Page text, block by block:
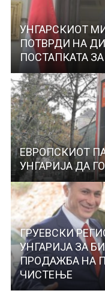
УНГАРСКИОТ
ПОТВРДИ НА
ПОСТАПКАТА
ЕВРОПСКИОТ
УНГАРИЈА ДА
ГРУЕВСКИ
УНГАРИЈА ЗА
ПРОДАЖБА НА
ЧИСТЕЊЕ